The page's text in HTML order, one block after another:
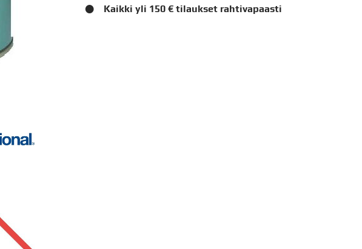
Kaikki yli 150 € tilaukset rahtivapaasti